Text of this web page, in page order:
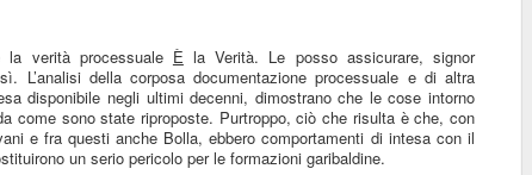
verità processuale È la Verità. Le posso assicurare, signor
L’analisi della corposa documentazione processuale e di altra
disponibile negli ultimi decenni, dimostrano che le cose intorno
come sono state riproposte. Purtroppo, ciò che risulta è che, con
e fra questi anche Bolla, ebbero comportamenti di intesa con il
un serio pericolo per le formazioni garibaldine.